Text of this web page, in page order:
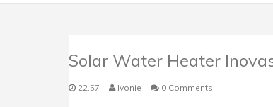
Solar Water Heater
22.57 Ivonie 0 Comments